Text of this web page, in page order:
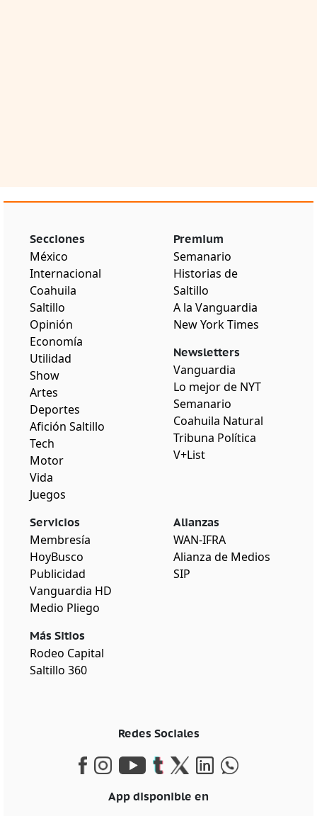
Secciones
México
Internacional
Coahuila
Saltillo
Opinión
Economía
Utilidad
Show
Artes
Deportes
Afición Saltillo
Tech
Motor
Vida
Juegos
Premium
Semanario
Historias de
Saltillo
A la Vanguardia
New York Times
Newsletters
Vanguardia
Lo mejor de NYT
Semanario
Coahuila Natural
Tribuna Política
V+List
Servicios
Membresía
HoyBusco
Publicidad
Vanguardia HD
Medio Pliego
Más Sitios
Rodeo Capital
Saltillo 360
Alianzas
WAN-IFRA
Alianza de Medios
SIP
Redes Sociales
App disponible en